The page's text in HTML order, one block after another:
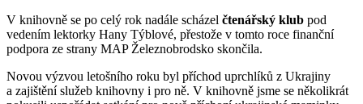
V knihovně se po celý rok nadále scházel čtenářský klub pod
vedením lektorky Hany Týblové, přestože v tomto roce finanční
podpora ze strany MAP Železnobrodsko skončila.
Novou výzvou letošního roku byl příchod uprchlíků z Ukrajiny
a zajištění služeb knihovny i pro ně. V knihovně jsme se několikrát